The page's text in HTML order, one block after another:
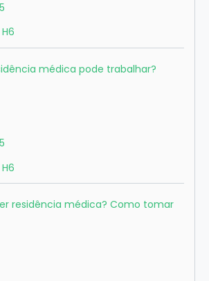
médica pode trabalhar?
residência médica? Como tomar